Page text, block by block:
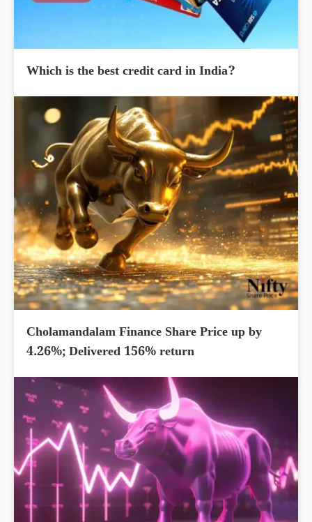
Which is the best credit card in India?
Cholamandalam Finance Share Price up by
4.26%; Delivered 156% return